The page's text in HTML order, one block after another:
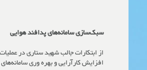
سبک‌سازی سامانه‌های پدافند هوایی
افزایش کارآرایی و بهره وری سامانه‌های پدافند هوایی از شد به گونه ای